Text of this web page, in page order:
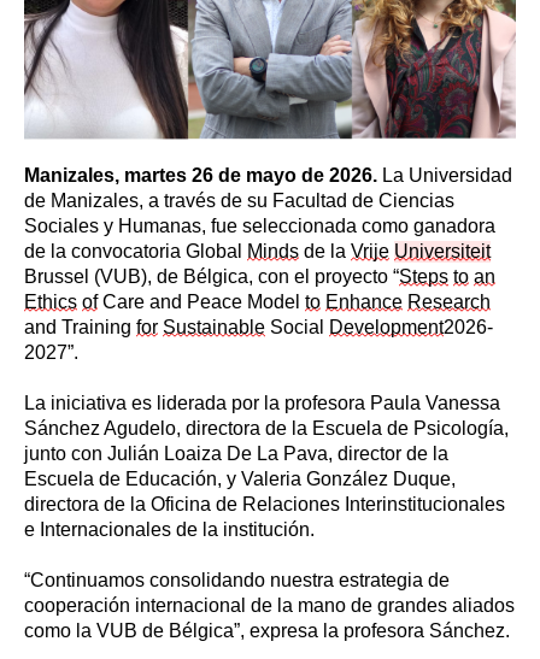
Manizales, martes 26 de mayo de 2026. La Universidad
de Manizales, a través de su Facultad de Ciencias
Sociales y Humanas, fue seleccionada como ganadora
de la convocatoria Global
Minds de la Vrije Universiteit
Brussel (VUB), de Bélgica, con el proyecto “Steps to an
Ethics ofCare and Peace Model to Enhance Research
and Training for Sustainable Social Development2026-
2027”.
La iniciativa es liderada por la profesora Paula Vanessa
Sánchez Agudelo, directora de la Escuela de Psicología,
junto con Julián Loaiza De La Pava, director de la
Escuela de Educación, y Valeria González Duque,
directora de la Oficina de Relaciones Interinstitucionales
e Internacionales de la institución.
“Continuamos consolidando nuestra estrategia de
cooperación internacional de la mano de grandes aliados
como la VUB de Bélgica”, expresa la profesora Sánchez.